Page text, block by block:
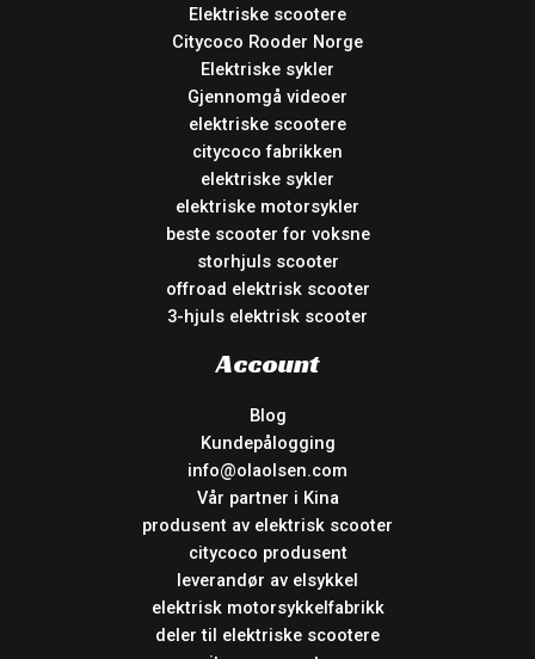
Elektriske scootere
Citycoco Rooder Norge
Elektriske sykler
Gjennomgå videoer
elektriske scootere
citycoco fabrikken
elektriske sykler
elektriske motorsykler
beste scooter for voksne
storhjuls scooter
offroad elektrisk scooter
3-hjuls elektrisk scooter
Account
Blog
Kundepålogging
info@olaolsen.com
Vår partner i Kina
produsent av elektrisk scooter
citycoco produsent
leverandør av elsykkel
elektrisk motorsykkelfabrikk
deler til elektriske scootere